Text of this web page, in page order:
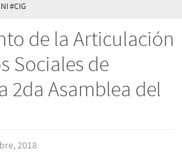
#CIG
de la Articulación
Sociales de
2da Asamblea del
2018